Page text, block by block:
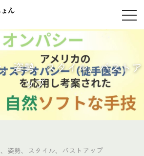
姿勢、スタイル、バストア
ップ
姿勢、スタイル、バストアップ